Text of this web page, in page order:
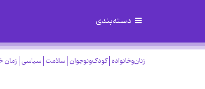
دسته‌بندی
زنان‌وخانواده کودک‌ونوجوان سلامت سیاسی زمان